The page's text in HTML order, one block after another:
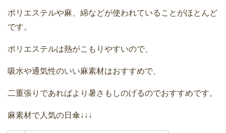
ポリエステルや麻、綿などが使われていることがほとんど
です。
ポリエステルは熱がこもりやすいので、
吸水や通気性のいい麻素材はおすすめで、
二重張りであればより暑さもしのげるのでおすすめです。
麻素材で人気の日傘↓↓↓